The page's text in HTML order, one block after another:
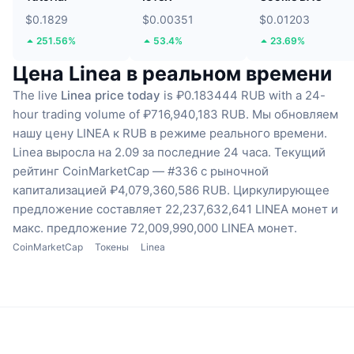
$0.1829
251.56%
$0.00351
53.4%
$0.01203
23.69%
Цена Linea в реальном времени
The live Linea price today is ₽0.183444 RUB with a 24-
hour trading volume of ₽716,940,183 RUB. Мы обновляем
нашу цену LINEA к RUB в режиме реального времени.
Linea выросла на 2.09 за последние 24 часа. Текущий
рейтинг CoinMarketCap — #336 с рыночной
капитализацией ₽4,079,360,586 RUB. Циркулирующее
предложение составляет 22,237,632,641 LINEA монет и
макс. предложение 72,009,990,000 LINEA монет.
CoinMarketCap Токены Linea